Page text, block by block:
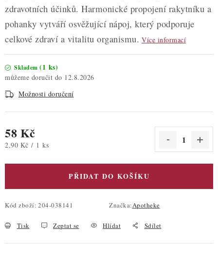
zdravotních účinků. Harmonické propojení rakytníku a
pohanky vytváří osvěžující nápoj, který podporuje
celkové zdraví a vitalitu organismu. Více informací
Skladem (1 ks)
12.8.2026
Možnosti doručení
58 Kč
Měrná cena:
2,90 Kč / 1 ks
PŘIDAT DO KOŠÍKU
Kód zboží: 204-038141 Značka:Apotheke
Tisk Zeptat se Hlídat Sdílet